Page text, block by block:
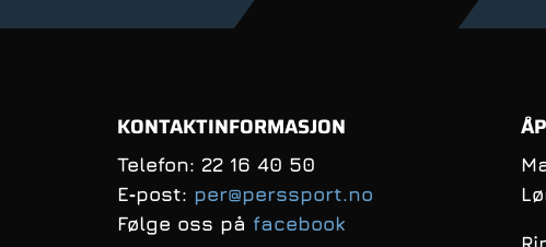
KONTAKTINFORMASJON
Telefon: 22 16 40 50
E‑post: per@perssport.no
Følge oss på facebook